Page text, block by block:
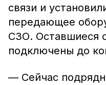
связи и
передающее
СЗО. Оставшиеся
подключены до
— Сейчас